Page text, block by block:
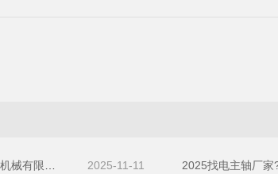
2025-11-11
值得关注 2025找电主轴厂家?